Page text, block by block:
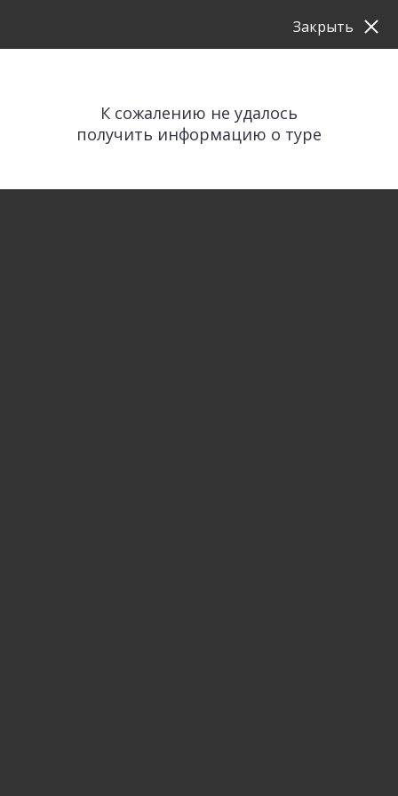
К сожалению не удалось
получить информацию о туре
Закрыть